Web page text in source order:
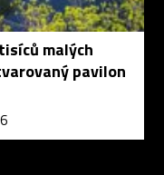
malých
pavilon